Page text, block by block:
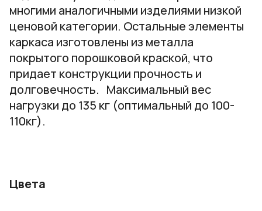
многими аналогичными изделиями низкой
ценовой категории. Остальные элементы
каркаса изготовлены из металла
покрытого порошковой краской, что
придает конструкции прочность и
долговечность. Максимальный вес
нагрузки до 135 кг (оптимальный до 100-
110кг).
Цвета